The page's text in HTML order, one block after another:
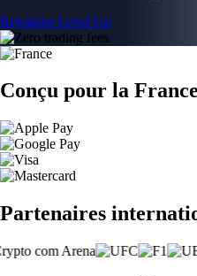
Rejoindre Level Up
Conçu pour la France
Partenaires